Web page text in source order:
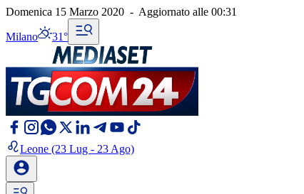
Domenica 15 Marzo 2020 - Aggiornato alle 00:31
Milano 31°
Leone (23 Lug - 23 Ago)